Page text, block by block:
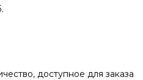
доступное для заказа